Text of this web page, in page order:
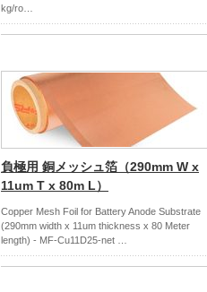
kg/ro…
負極用 銅メッシュ箔（290mm W x
11um T x 80m L）
Copper Mesh Foil for Battery Anode Substrate
(290mm width x 11um thickness x 80 Meter
length) - MF-Cu11D25-net …